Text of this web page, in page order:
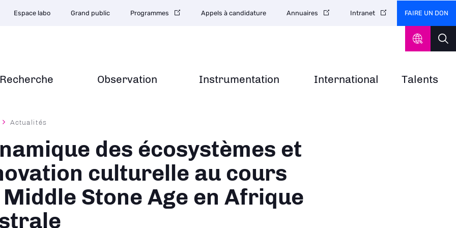
Recherche Observation Instrumentation International Talents
Espace labo Grand public Programmes Appels à candidature Annuaires Intranet FAIRE UN DON
Actualités
des écosystèmes et
culturelle au cours
Stone Age en Afrique